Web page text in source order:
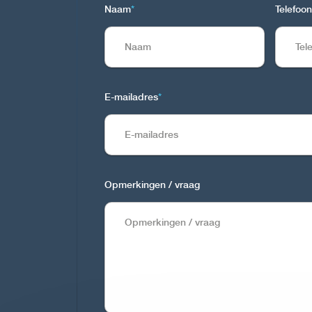
Naam* Telefoon
E-mailadres*
Opmerkingen / vraag